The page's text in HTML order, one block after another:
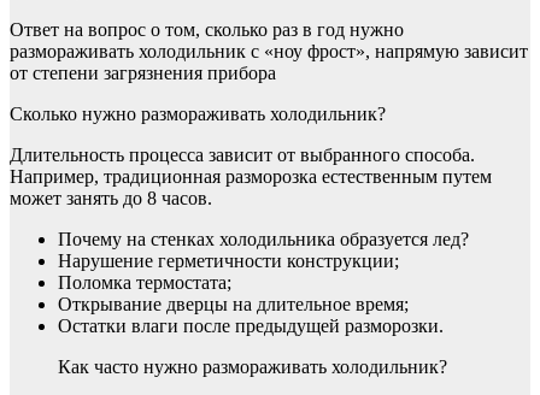
Ответ на вопрос о том, сколько раз в год нужно
размораживать холодильник с «ноу фрост», напрямую зависит
от степени загрязнения прибора
Сколько нужно размораживать холодильник?
Длительность процесса зависит от выбранного способа.
Например, традиционная разморозка естественным путем
может занять до 8 часов.
Почему на стенках холодильника образуется лед?
Нарушение герметичности конструкции;
Поломка термостата;
Открывание дверцы на длительное время;
Остатки влаги после предыдущей разморозки.
Как часто нужно размораживать холодильник?